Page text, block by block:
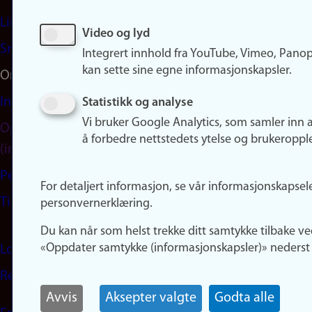
LinkedIn
Snapchat
Om nettstedet
Informasjonskapsler
Oppdater samtykke
(informasjonskapsler)
Personvern
Tilgjengelighetserklæring
Logg inn
Rediger din ansattside
Video og lyd
Integrert innhold fra YouTube, Vimeo,
kan sette sine egne informasjonskapsler.
Statistikk og analyse
Vi bruker Google Analytics, som samler inn
å forbedre nettstedets ytelse og
For detaljert informasjon, se vår
personvernerklæring.
Du kan når som helst trekke ditt samtykke tilbake
«Oppdater samtykke (informasjonskapsler)» nederst
Avvis Aksepter valgte Godta alle